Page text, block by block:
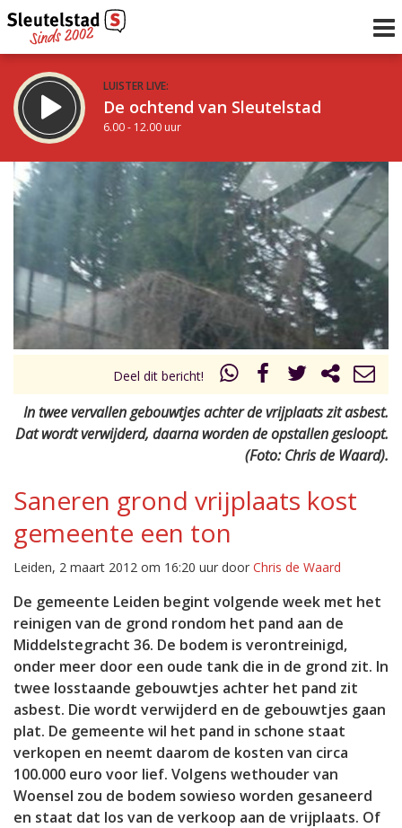
LUISTER LIVE:
De ochtend van Sleutelstad
6.00 - 12.00 uur
STRAKS:
De middag van Sleutelstad
12.00 - 19.00 uur
uur 1 van 0 Volgend uur
Inklappen
Deel dit bericht!
In twee vervallen gebouwtjes achter de vrijplaats zit asbest.
Dat wordt verwijderd, daarna worden de opstallen gesloopt.
(Foto: Chris de Waard).
Saneren grond vrijplaats kost
gemeente een ton
Leiden, 2 maart 2012 om 16:20 uur door Chris de Waard
De gemeente Leiden begint volgende week met het
reinigen van de grond rondom het pand aan de
Middelstegracht 36. De bodem is verontreinigd,
onder meer door een oude tank die in de grond zit. In
twee losstaande gebouwtjes achter het pand zit
asbest. Die wordt verwijderd en de gebouwtjes gaan
plat. De gemeente wil het pand in schone staat
verkopen en neemt daarom de kosten van circa
100.000 euro voor lief. Volgens wethouder van
Woensel zou de bodem sowieso worden gesaneerd
en staat dat los van de verkoop aan de vrijplaats. Of